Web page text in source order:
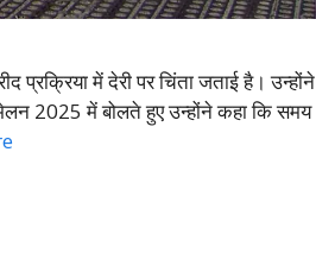
प्रक्रिया में देरी पर चिंता जताई है। उन्होंने
2025 में बोलते हुए उन्होंने कहा कि समय